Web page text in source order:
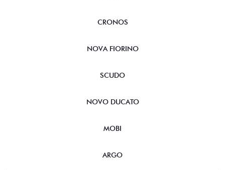
CRONOS
NOVA FIORINO
SCUDO
NOVO DUCATO
MOBI
ARGO